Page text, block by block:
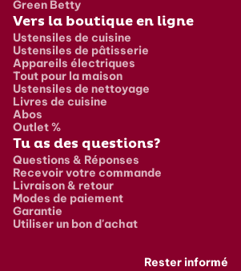
Green Betty
Vers la boutique en ligne
Ustensiles de cuisine
Ustensiles de pâtisserie
Appareils électriques
Tout pour la maison
Ustensiles de nettoyage
Livres de cuisine
Abos
Outlet %
Tu as des questions?
Questions & Réponses
Recevoir votre commande
Livraison & retour
Modes de paiement
Garantie
Utiliser un bon d'achat
Rester informé